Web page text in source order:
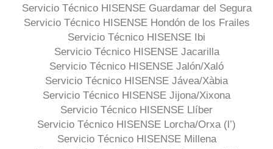
Servicio Técnico HISENSE Guardamar del Segura
Servicio Técnico HISENSE Hondón de los Frailes
Servicio Técnico HISENSE Ibi
Servicio Técnico HISENSE Jacarilla
Servicio Técnico HISENSE Jalón/Xaló
Servicio Técnico HISENSE Jávea/Xàbia
Servicio Técnico HISENSE Jijona/Xixona
Servicio Técnico HISENSE Llíber
Servicio Técnico HISENSE Lorcha/Orxa (l’)
Servicio Técnico HISENSE Millena